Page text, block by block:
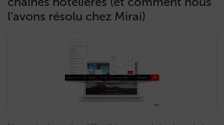
l’avons résolu chez Mirai)